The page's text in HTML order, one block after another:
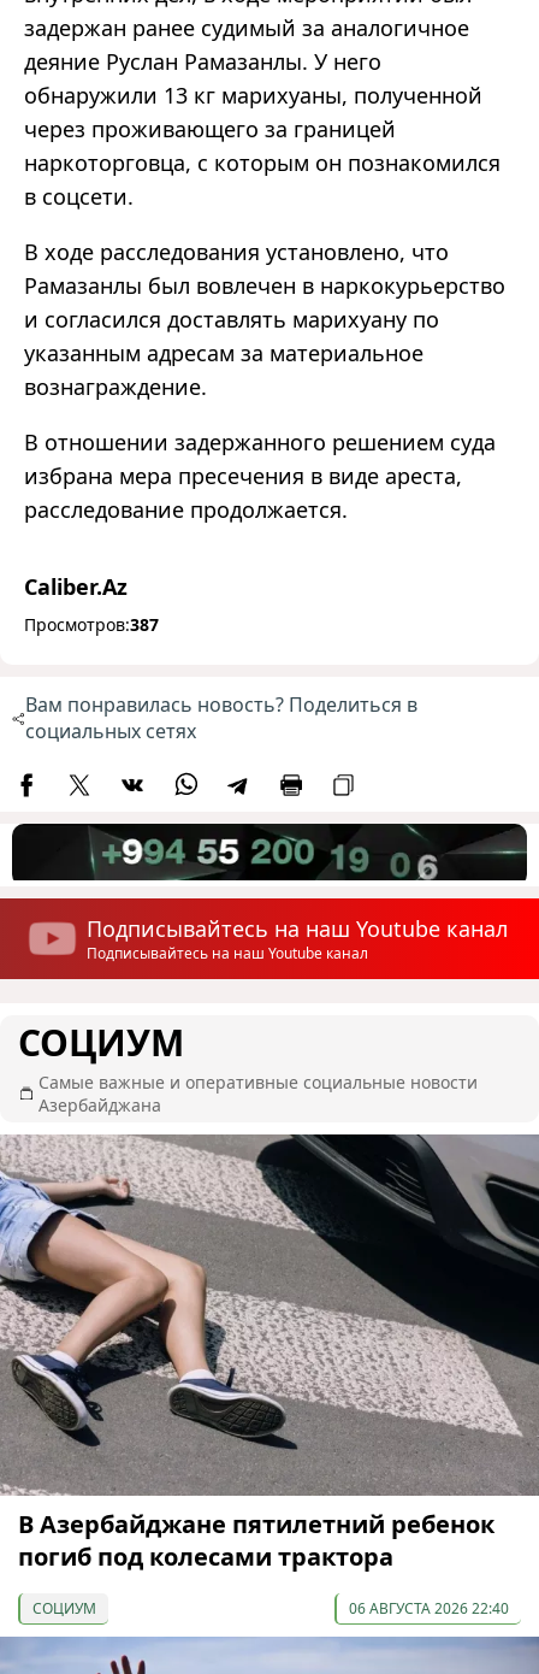
задержан ранее судимый за аналогичное
деяние Руслан Рамазанлы. У него
обнаружили 13 кг марихуаны, полученной
через проживающего за границей
наркоторговца, с которым он познакомился
в соцсети.
В ходе расследования установлено, что
Рамазанлы был вовлечен в наркокурьерство
и согласился доставлять марихуану по
указанным адресам за материальное
вознаграждение.
В отношении задержанного решением суда
избрана мера пресечения в виде ареста,
расследование продолжается.
Caliber.Az
Просмотров:387
Вам понравилась новость? Поделиться в
социальных сетях
Подписывайтесь на наш Youtube канал
Подписывайтесь на наш Youtube канал
СОЦИУМ
Самые важные и оперативные социальные новости
Азербайджана
В Азербайджане пятилетний ребенок
погиб под колесами трактора
СОЦИУМ 06 АВГУСТА 2026 22:40